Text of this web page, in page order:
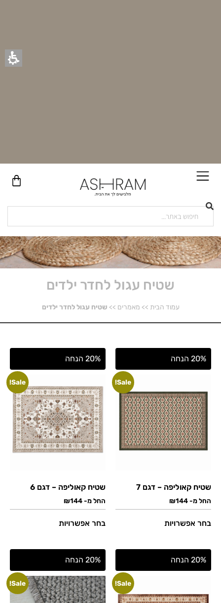
שטיח עגול לחדר ילדים
עמוד הבית >> מאמרים >> שטיח עגול לחדר ילדים
20% הנחה
Sale!
שטיח קאוליפה – דגם 7
החל מ- ₪144
בחר אפשרויות
20% הנחה
Sale!
שטיח קאוליפה – דגם 6
החל מ- ₪144
בחר אפשרויות
20% הנחה
Sale!
20% הנחה
Sale!